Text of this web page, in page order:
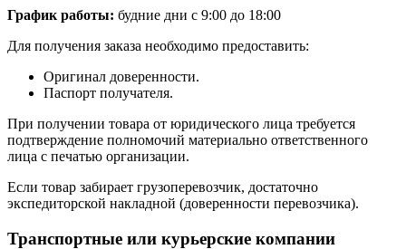
График работы: будние дни с 9:00 до 18:00
Для получения заказа необходимо предоставить:
Оригинал доверенности.
Паспорт получателя.
При получении товара от юридического лица требуется
подтверждение полномочий материально ответственного
лица с печатью организации.
Если товар забирает грузоперевозчик, достаточно
экспедиторской накладной (доверенности перевозчика).
Транспортные или курьерские компании